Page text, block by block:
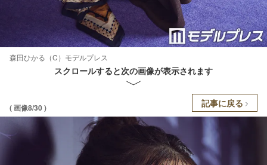
森田ひかる（C）モデルプレス
スクロールすると次の画像が表示されます
( 画像8/30 ) 記事に戻る